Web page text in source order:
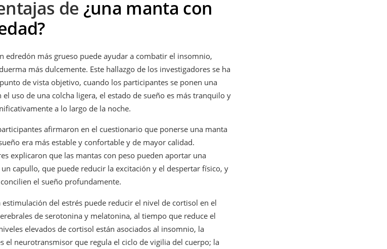
de ¿una manta con
edredón más grueso puede ayudar a combatir el insomnio,
más dulcemente. Este hallazgo de los investigadores se ha
de vista objetivo, cuando los participantes se ponen una
uso de una colcha ligera, el estado de sueño es más tranquilo y
a lo largo de la noche.
afirmaron en el cuestionario que ponerse una manta
era más estable y confortable y de mayor calidad.
explicaron que las mantas con peso pueden aportar una
capullo, que puede reducir la excitación y el despertar físico, y
el sueño profundamente.
del estrés puede reducir el nivel de cortisol en el
de serotonina y melatonina, al tiempo que reduce el
elevados de cortisol están asociados al insomnio, la
el neurotransmisor que regula el ciclo de vigilia del cuerpo; la